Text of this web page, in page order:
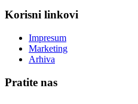
Korisni linkovi
Impresum
Marketing
Arhiva
Pratite nas